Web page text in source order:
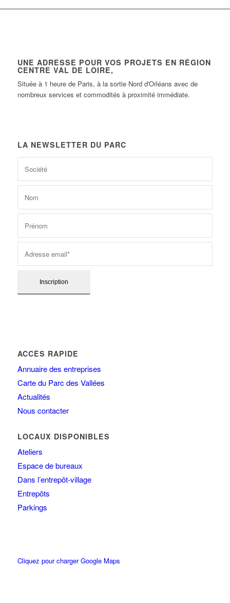
UNE ADRESSE POUR VOS PROJETS EN RÉGION
CENTRE VAL DE LOIRE,
Située à 1 heure de Paris, à la sortie Nord d'Orléans avec de
nombreux services et commodités à proximité immédiate.
LA NEWSLETTER DU PARC
ACCÈS RAPIDE
Annuaire des entreprises
Carte du Parc des Vallées
Actualités
Nous contacter
LOCAUX DISPONIBLES
Ateliers
Espace de bureaux
Dans l’entrepôt-village
Entrepôts
Parkings
Cliquez pour charger Google Maps